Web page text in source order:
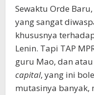
Sewaktu Orde
yang sangat
khususnya
Lenin. Tapi TAP
guru Mao, dan
capital, yang ini
mutasinya banyak,